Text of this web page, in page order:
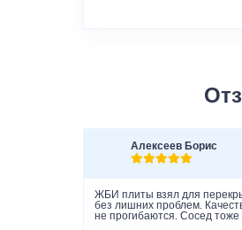
Алексеев Борис
ЖБИ плиты взял для
без лишних проблем.
не прогибаются. Сосед тоже